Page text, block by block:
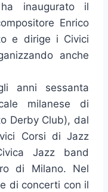
inaugurato il
Enrico
e dirige i Civici
anche
anni sessanta
milanese di
Derby Club), dal
Corsi di Jazz
Jazz band
di Milano. Nel
di concerti con il